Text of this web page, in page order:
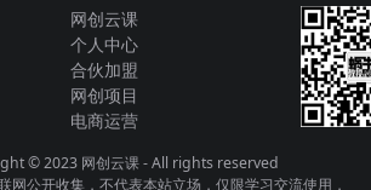
网创云课
个人中心
合伙加盟
网创项目
电商运营
© 2023 网创云课- All rights reserved
网公开收集，不代表本站立场，仅限学习交流使用，